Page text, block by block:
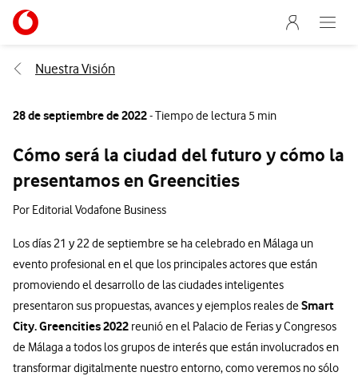
Ir a la pagina principal de vodafone.es
Menu
Abre
Nuestra Visión
28 de septiembre de 2022- Tiempo de lectura 5 min
Cómo será la ciudad del futuro y cómo la
presentamos en Greencities
Por Editorial Vodafone Business
Los días 21 y 22 de septiembre se ha celebrado en Málaga un
evento profesional en el que los principales actores que están
promoviendo el desarrollo de las ciudades inteligentes
presentaron sus propuestas, avances y ejemplos reales deSmart
City. Greencities 2022 reunió en el Palacio de Ferias y Congresos
de Málaga a todos los grupos de interés que están involucrados en
transformar digitalmente nuestro entorno, como veremos no sólo